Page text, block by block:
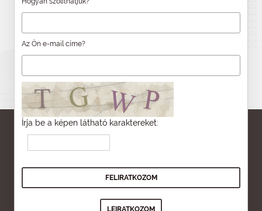
Az Ön e-mail címe?
Írja be a képen látható karaktereket: